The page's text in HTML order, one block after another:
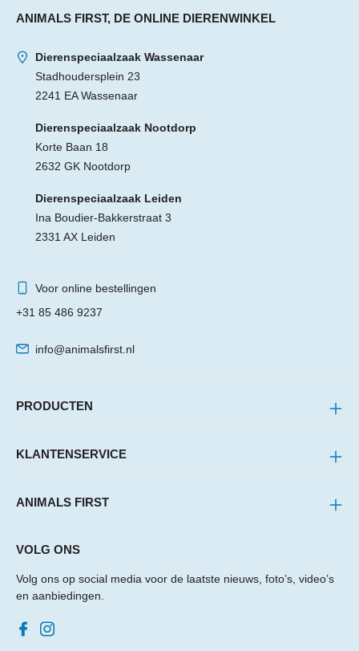
ANIMALS FIRST, DE ONLINE DIERENWINKEL
Dierenspeciaalzaak Wassenaar
Stadhoudersplein 23
2241 EA Wassenaar
Dierenspeciaalzaak Nootdorp
Korte Baan 18
2632 GK Nootdorp
Dierenspeciaalzaak Leiden
Ina Boudier-Bakkerstraat 3
2331 AX Leiden
Voor online bestellingen
+31 85 486 9237
info@animalsfirst.nl
PRODUCTEN
KLANTENSERVICE
ANIMALS FIRST
VOLG ONS
Volg ons op social media voor de laatste nieuws, foto’s, video’s
en aanbiedingen.